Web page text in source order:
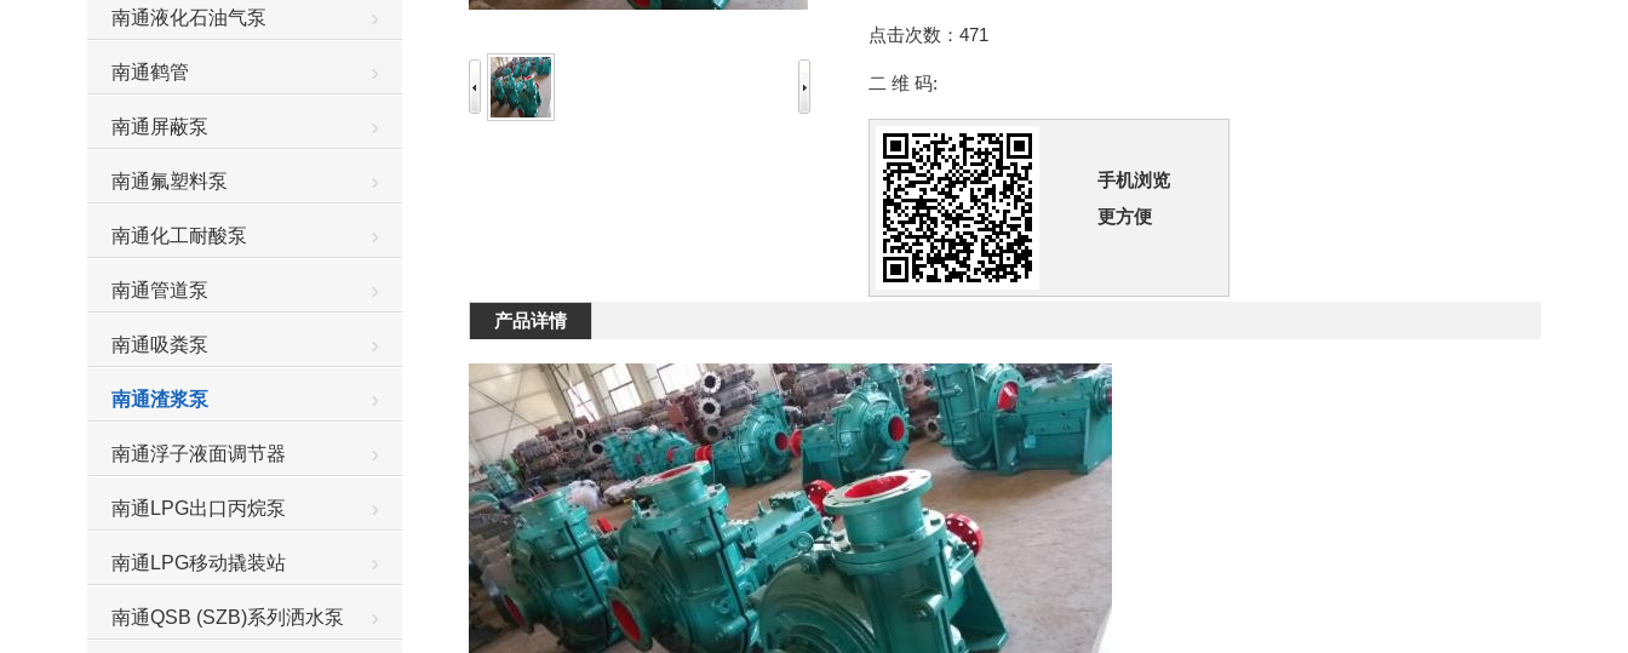
南通液化石油气泵
南通鹤管
南通屏蔽泵
南通氟塑料泵
南通化工耐酸泵
南通管道泵
南通吸粪泵
南通渣浆泵
南通浮子液面调节器
南通LPG出口丙烷泵
南通LPG移动撬装站
南通QSB (SZB)系列洒水泵
点击次数： 471
二 维 码:
手机浏览
更方便
产品详情